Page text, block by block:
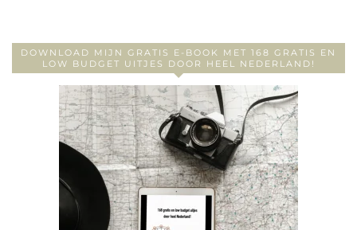
DOWNLOAD MIJN GRATIS E-BOOK MET 168 GRATIS EN
LOW BUDGET UITJES DOOR HEEL NEDERLAND!